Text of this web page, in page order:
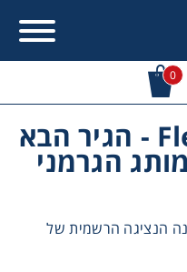
0
חדש! Flender One - הגיר הבא
הגרמני
הנציגה הרשמית של
Error:
או מידע עבור: